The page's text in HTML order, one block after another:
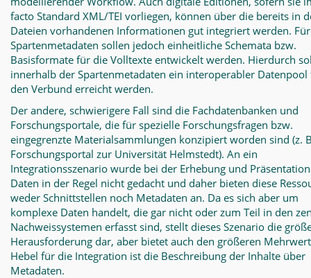
facto Standard XML/TEI vorliegen, können über die bereits in
Dateien vorhandenen Informationen gut integriert werden.
Spartenmetadaten sollen jedoch einheitliche Schemata bzw.
Basisformate für die Volltexte entwickelt werden. Hierdurch
innerhalb der Spartenmetadaten ein interoperabler Datenpool
den Verbund erreicht werden.
Der andere, schwierigere Fall sind die Fachdatenbanken und
Forschungsportale, die für spezielle Forschungsfragen bzw.
eingegrenzte Materialsammlungen konzipiert worden sind (z.
Forschungsportal zur Universität Helmstedt). An ein
Integrationsszenario wurde bei der Erhebung und
Daten in der Regel nicht gedacht und daher bieten diese
weder Schnittstellen noch Metadaten an. Da es sich aber um
komplexe Daten handelt, die gar nicht oder zum Teil in den
Nachweissystemen erfasst sind, stellt dieses Szenario die
Herausforderung dar, aber bietet auch den größeren
Hebel für die Integration ist die Beschreibung der Inhalte über
Metadaten.